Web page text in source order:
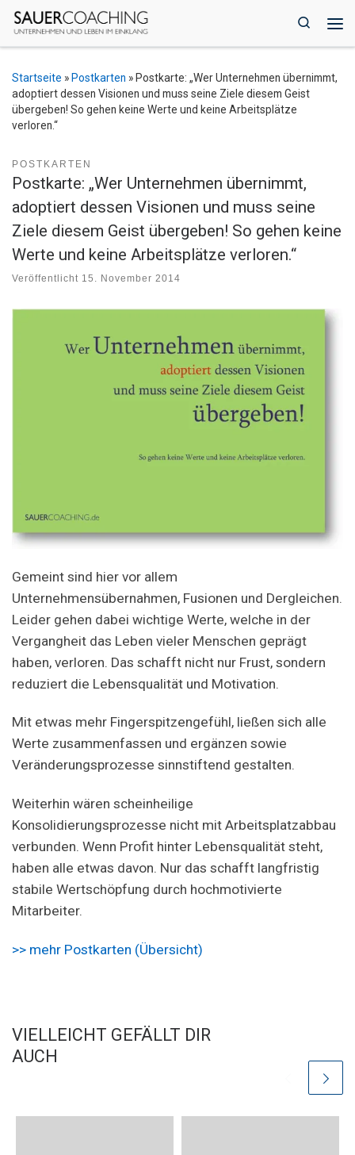
Zum Inhalt springen
Search
Startseite » Postkarten » Postkarte: „Wer Unternehmen übernimmt,
adoptiert dessen Visionen und muss seine Ziele diesem Geist
übergeben! So gehen keine Werte und keine Arbeitsplätze
verloren.“
POSTKARTEN
Postkarte: „Wer Unternehmen übernimmt,
adoptiert dessen Visionen und muss seine
Ziele diesem Geist übergeben! So gehen keine
Werte und keine Arbeitsplätze verloren.“
Veröffentlicht 15. November 2014
Gemeint sind hier vor allem
Unternehmensübernahmen, Fusionen und Dergleichen.
Leider gehen dabei wichtige Werte, welche in der
Vergangheit das Leben vieler Menschen geprägt
haben, verloren. Das schafft nicht nur Frust, sondern
reduziert die Lebensqualität und Motivation.
Mit etwas mehr Fingerspitzengefühl, ließen sich alle
Werte zusammenfassen und ergänzen sowie
Veränderungsprozesse sinnstiftend gestalten.
Weiterhin wären scheinheilige
Konsolidierungsprozesse nicht mit Arbeitsplatzabbau
verbunden. Wenn Profit hinter Lebensqualität steht,
haben alle etwas davon. Nur das schafft langfristig
stabile Wertschöpfung durch hochmotivierte
Mitarbeiter.
>> mehr Postkarten (Übersicht)
VIELLEICHT GEFÄLLT DIR
AUCH